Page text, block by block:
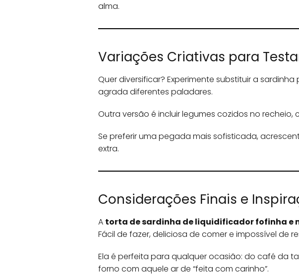
alma.
Variações Criativas para
Quer diversificar? Experimente substituir a
agrada diferentes paladares.
Outra versão é incluir legumes cozidos no
Se preferir uma pegada mais sofisticada,
extra.
Considerações Finais e
A torta de sardinha de liquidificador fofinha e
Fácil de fazer, deliciosa de comer e impossível de
Ela é perfeita para qualquer ocasião: do café da
forno com aquele ar de “feita com carinho”.